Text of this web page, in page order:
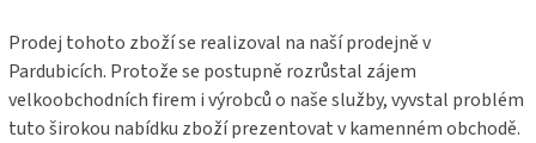
Prodej tohoto zboží se realizoval na naší prodejně v
Pardubicích. Protože se postupně rozrůstal zájem
velkoobchodních firem i výrobců o naše služby, vyvstal problém
tuto širokou nabídku zboží prezentovat v kamenném obchodě.